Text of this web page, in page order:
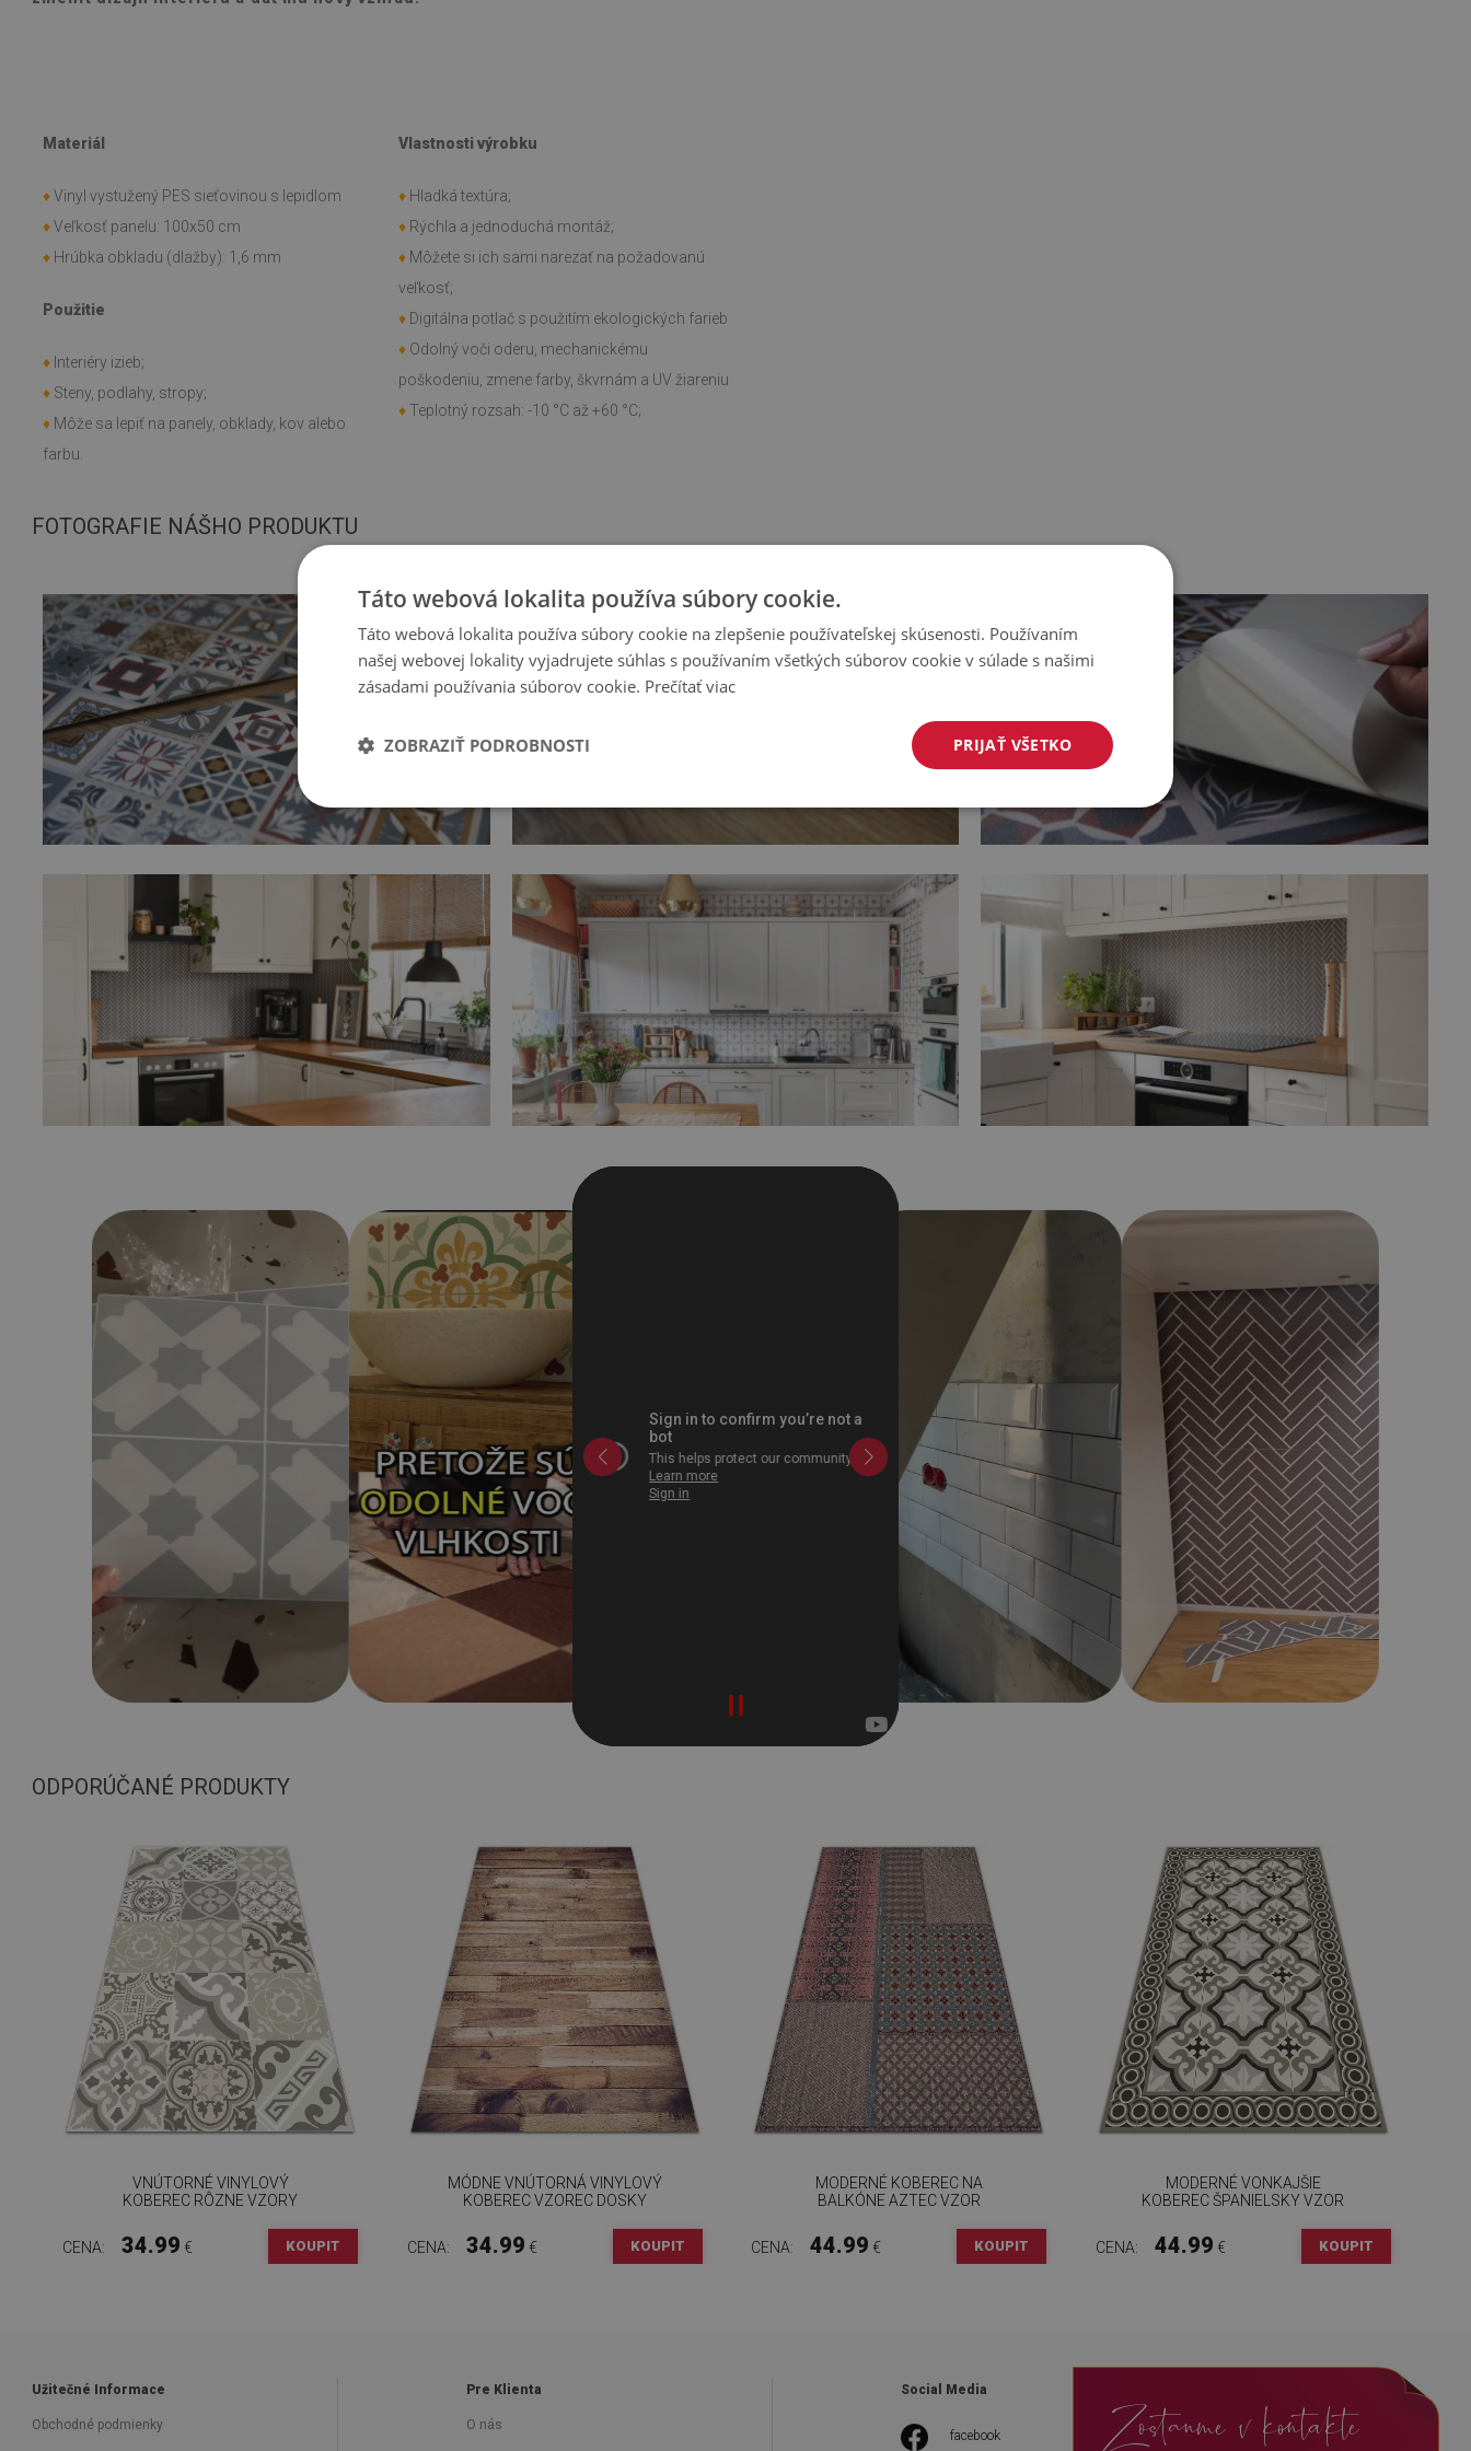
Materiál
♦Vinyl vystužený PES sieťovinou s lepidlom
♦Veľkosť panelu: 100x50 cm
♦ Hrúbka obkladu (dlažby): 1,6 mm
Použitie
♦ Interiéry izieb;
♦ Steny, podlahy, stropy;
♦ Môže sa lepiť na panely, obklady, kov alebo
farbu.
Vlastnosti výrobku
♦ Hladká textúra;
♦ Rýchla a jednoduchá montáž;
♦ Môžete si ich sami narezať na požadovanú
veľkosť;
♦ Digitálna potlač s použitím ekologických farieb
♦ Odolný voči oderu, mechanickému
poškodeniu, zmene farby, škvrnám a UV žiareniu
♦ Teplotný rozsah: -10 °C až +60 °C;
FOTOGRAFIE NÁŠHO PRODUKTU
ODPORÚČANÉ PRODUKTY
VNÚTORNÉ VINYLOVÝ
KOBEREC RÔZNE VZORY
CENA: 34.99 € KOUPIT
MÓDNE VNÚTORNÁ VINYLOVÝ
KOBEREC VZOREC DOSKY
CENA: 34.99 € KOUPIT
MODERNÉ KOBEREC NA
BALKÓNE AZTEC VZOR
CENA: 44.99 € KOUPIT
MODERNÉ VONKAJŠIE
KOBEREC ŠPANIELSKY VZOR
CENA: 44.99 € KOUPIT
Užitečné Informace
Obchodné podmienky
Pre Klienta
O nás
Social Media
facebook Zostanme v kontakte
Táto webová lokalita používa súbory cookie.
Táto webová lokalita používa súbory cookie na zlepšenie používateľskej skúsenosti. Používaním
našej webovej lokality vyjadrujete súhlas s používaním všetkých súborov cookie v súlade s našimi
zásadami používania súborov cookie. Prečítať viac
PRIJAŤ VŠETKO
ZOBRAZIŤ PODROBNOSTI